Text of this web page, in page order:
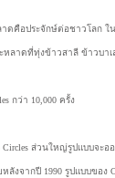
ดคือประจักษ์ต่อชาวโลก ใ
ลาดที่ทุ่งข้าวสาลี ข้าวบาเ
กว่า 10,000 ครั้ง
ส่วนใหญ่รูปแบบจะ
งจากปี 1990 รูปแบบของ